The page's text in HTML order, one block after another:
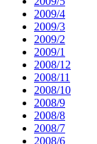
2009/4
2009/3
2009/2
2009/1
2008/12
2008/11
2008/10
2008/9
2008/8
2008/7
2008/6